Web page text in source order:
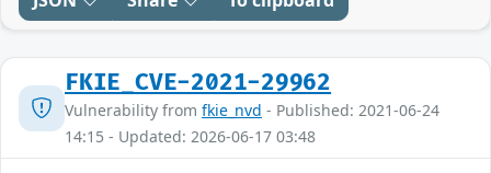
FKIE_CVE-2021-29962
Vulnerability from fkie_nvd - Published: 2021-06-24
14:15 - Updated: 2026-06-17 03:48